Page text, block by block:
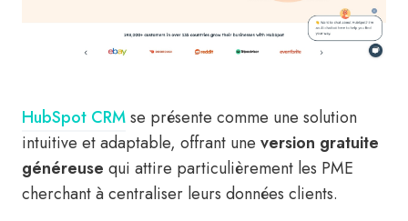
HubSpot CRMse présente comme une solution
intuitive et adaptable, offrant une version gratuite
généreuse qui attire particulièrement les PME
cherchant à centraliser leurs données clients.